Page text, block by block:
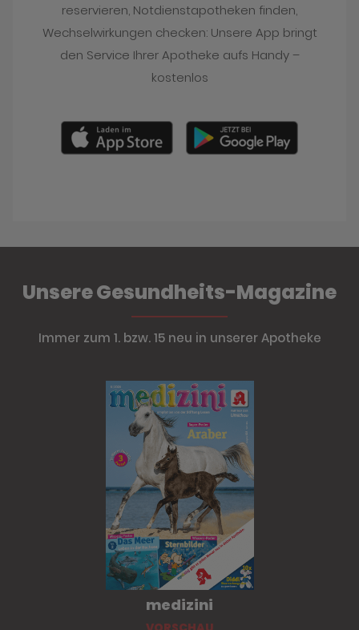
reservieren, Notdienstapotheken finden,
Wechselwirkungen checken: Unsere App bringt
den Service Ihrer Apotheke aufs Handy –
kostenlos
Unsere Gesundheits-Magazine
Immer zum 1. bzw. 15 neu in unserer Apotheke
medizini